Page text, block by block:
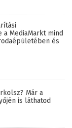
MediaMarkt mind
és
Már a
is láthatod